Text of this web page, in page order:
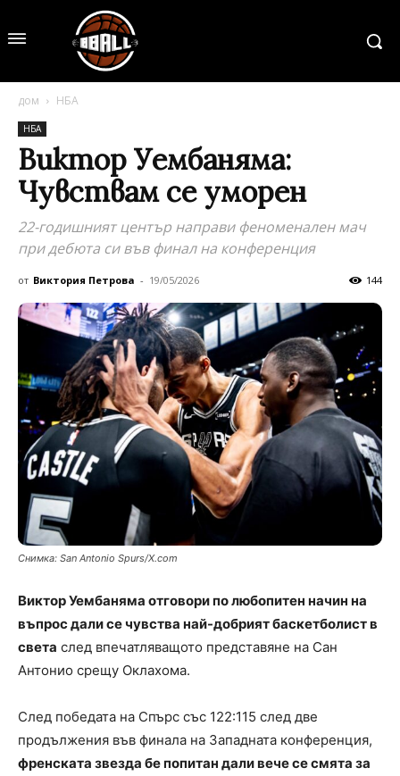
дом НБА
НБА
Виктор Уембаняма:
Чувствам се уморен
22-годишният център направи феноменален мач
при дебюта си във финал на конференция
от Виктория Петрова - 19/05/2026 144
Снимка: San Antonio Spurs/X.com
Виктор Уембаняма отговори по любопитен начин на
въпрос дали се чувства най-добрият баскетболист в
света след впечатляващото представяне на Сан
Антонио срещу Оклахома.
След победата на Спърс със 122:115 след две
продължения във финала на Западната конференция,
френската звезда бе попитан дали вече се смята за